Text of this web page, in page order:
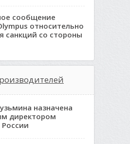
сообщение
относительно
санкций со стороны
назначена
директором